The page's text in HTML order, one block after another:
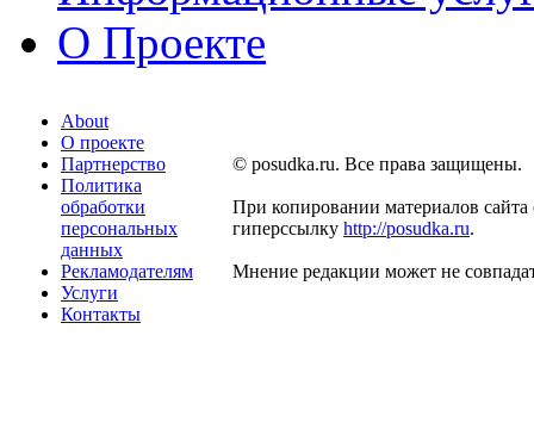
О Проекте
About
О проекте
Партнерство
Политика
обработки
персональных
данных
Рекламодателям
Услуги
Контакты
© posudka.ru. Все права защищены.
При копировании материалов сайта
гиперссылку http://posudka.ru.
Мнение редакции может не